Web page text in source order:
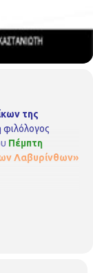
της
φιλόλογος
Πέμπτη
Λαβυρίνθων»